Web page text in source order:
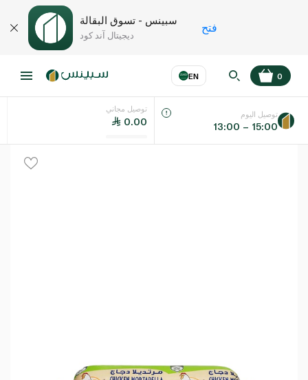
سبينس - تسوق البقالة
ديجيتال آند كود
فتح
EN
اللغة عر
0
توصيل مجاني
0.00
توصيل اليوم
13:00 – 15:00